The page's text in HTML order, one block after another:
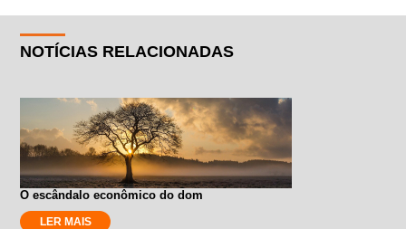
NOTÍCIAS RELACIONADAS
O escândalo econômico do dom
LER MAIS